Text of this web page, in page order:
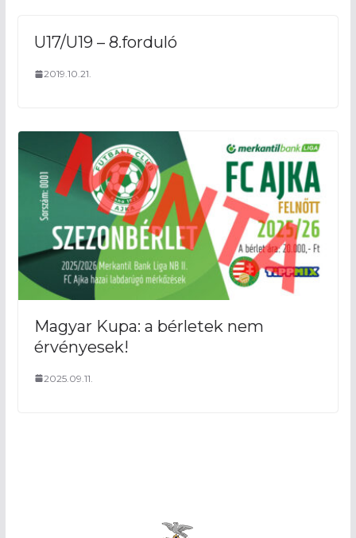
U17/U19 – 8.forduló
2019.10.21.
Magyar Kupa: a bérletek nem
érvényesek!
2025.09.11.